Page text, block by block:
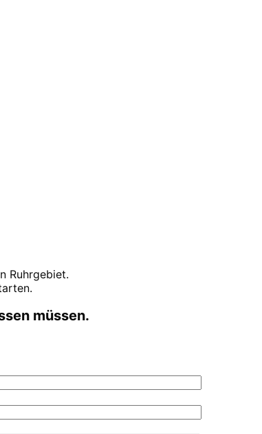
Ruhrgebiet.
müssen.